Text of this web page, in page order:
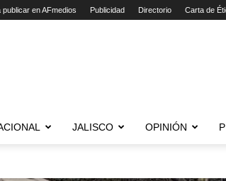
en AFmedios Publicidad Directorio Carta de
JALISCO OPINIÓN